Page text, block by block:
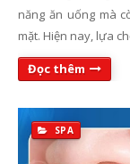
năng ăn uống mà
mặt. Hiện nay, lựa
Đọc thêm
SPA